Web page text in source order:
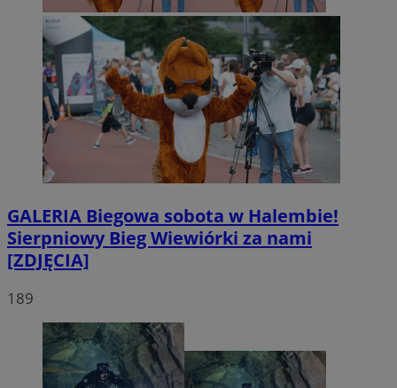
GALERIA Biegowa sobota w Halembie!
Sierpniowy Bieg Wiewiórki za nami
[ZDJĘCIA]
189